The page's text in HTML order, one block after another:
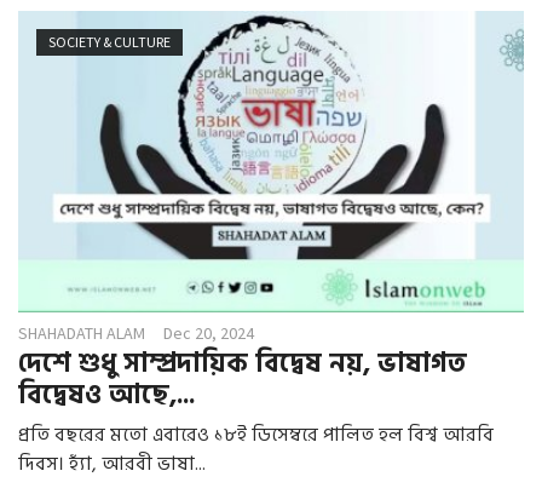
SOCIETY & CULTURE
SHAHADATH ALAM Dec 20, 2024
দেশে শুধু সাম্প্রদায়িক বিদ্বেষ নয়, ভাষাগত
বিদ্বেষও আছে,...
প্রতি বছরের মতো এবারেও ১৮ই ডিসেম্বরে পালিত হল বিশ্ব আরবি
দিবস। হ্যাঁ, আরবী ভাষা...